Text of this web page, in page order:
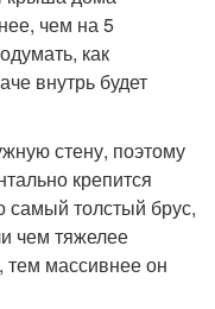
чем на 5
как
внутрь будет
стену, поэтому
крепится
самый толстый брус,
чем тяжелее
массивнее он